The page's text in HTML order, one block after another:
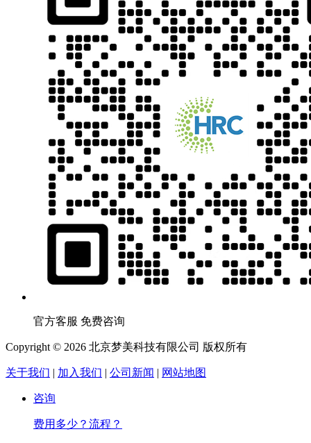
官方客服 免费咨询
Copyright © 2026 北京梦美科技有限公司 版权所有
关于我们 | 加入我们 | 公司新闻 | 网站地图
咨询
费用多少？流程？